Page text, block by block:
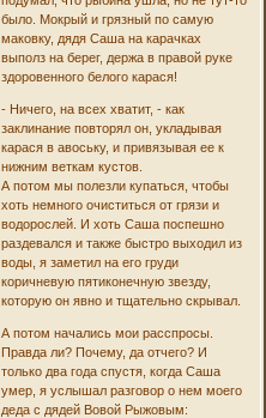
было. Мокрый и грязный по самую
маковку, дядя Саша на карачках
выполз на берег, держа в правой руке
здоровенного белого карася!
- Ничего, на всех хватит, - как
заклинание повторял он, укладывая
карася в авоську, и привязывая ее к
нижним веткам кустов.
А потом мы полезли купаться, чтобы
хоть немного очиститься от грязи и
водорослей. И хоть Саша поспешно
раздевался и также быстро выходил из
воды, я заметил на его груди
коричневую пятиконечную звезду,
которую он явно и тщательно скрывал.
А потом начались мои расспросы.
Правда ли? Почему, да отчего? И
только два года спустя, когда Саша
умер, я услышал разговор о нем моего
деда с дядей Вовой Рыжовым: